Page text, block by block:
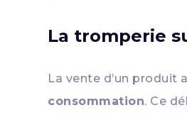
La tromperie
La vente d’un produit
consommation. Ce